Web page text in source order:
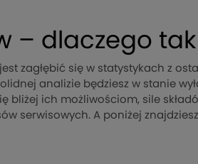
– dlaczego
zagłębić się w statystykach z
analizie będziesz w stanie
bliżej ich możliwościom, sile
serwisowych. A poniżej